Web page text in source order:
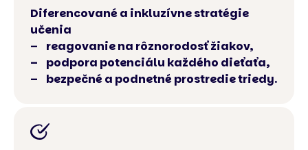
Diferencované a inkluzívne stratégie
učenia
– reagovanie na rôznorodosť žiakov,
– podpora potenciálu každého dieťaťa,
– bezpečné a podnetné prostredie triedy.